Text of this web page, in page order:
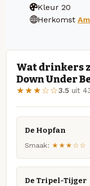
Kleur 20
Herkomst
Wat drinkers
Down Under
★★★☆☆3.5 uit
De Hopfan
Smaak: ★★★☆☆
De Tripel-Tijger